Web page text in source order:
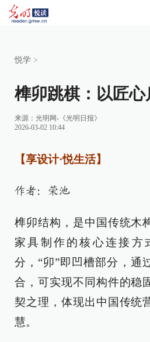
悦学 >
榫卯跳棋：以匠心
来源： 光明网-《光明日报》
2026-03-02 10:44
【享设计·悦生活】
作者：荣池
榫卯结构，是中国传统木
家具制作的核心连接方
分，“卯”即凹槽部分，通
合，可实现不同构件的稳
契之理，体现出中国传统
慧。